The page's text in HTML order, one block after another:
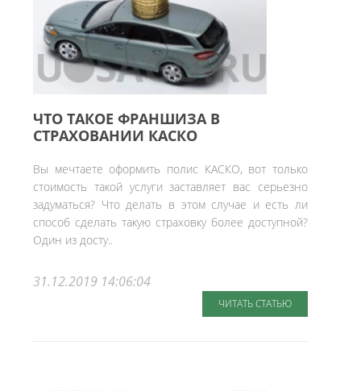
ЧТО ТАКОЕ ФРАНШИЗА В
СТРАХОВАНИИ КАСКО
Вы мечтаете оформить полис КАСКО, вот только
стоимость такой услуги заставляет вас серьезно
задуматься? Что делать в этом случае и есть ли
способ сделать такую страховку более доступной?
Один из досту..
31.12.2019 14:06:04
ЧИТАТЬ СТАТЬЮ